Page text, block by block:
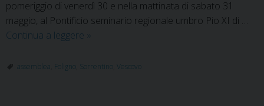
pomeriggio di venerdì 30 e nella mattinata di sabato 31
maggio, al Pontificio seminario regionale umbro Pio XI di …
Continua a leggere Il
la
»
assemblea Foligno Sorrentino Vescovo